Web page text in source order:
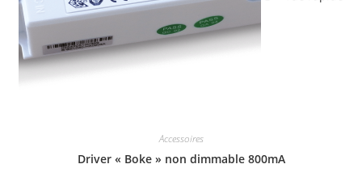
Accessoires
Driver « Boke » non dimmable 800mA